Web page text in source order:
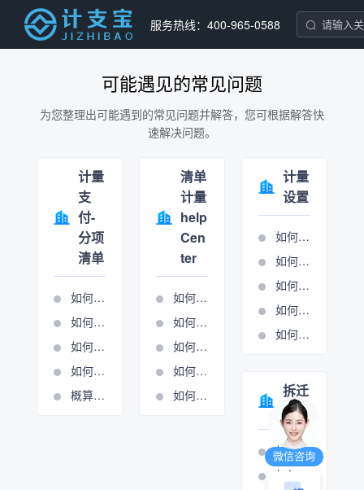
服务热线：400-965-0588
可能遇见的常见问题
为您整理出可能遇到的常见问题并解答，您可根据解答快
速解决问题。
计量
支
付-
分项
清单
如何导入清单
如何进行分项清单计量
如何使用施工图核算表
如何添加或修改费用条款
概算分项的操作视频
清单
计量
help
Cen
ter
如何进行周期管理
如何进行总包计量周期管理
如何新建周期
如何设置周期管理
如何进行计量支付
计量
设置
如何设置分项条目
如何设置合同报表
如何设置单位报表
如何进行报表输出
如何进行清单锁定
拆迁
管理
如何打印拆迁报表
如何设置房屋拆迁管理
微信咨询